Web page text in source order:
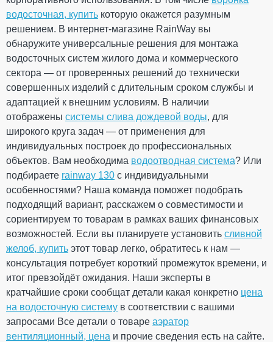
ПРОДОЛЖИТЬ ПОКУПКИ
Дополнительные характеристики
Температура
использования
от - 40°С / до +
60°С
Температура для
монтажа
от + 5°С
излучению
Устойчивый
Гарантия
10 лет
Европейский
стандарт
EN 607:2004
соответствия
Сертифицирован
Рейтинг
Угол желоба наружный 135°
(RAINWAY 130) кирпичный
На складе
935.95
грн
-15% Скидка 140.39
грн
795.56 грн
водосточная, купить которую окажется разумным
решением. В интернет-магазине RainWay вы
обнаружите универсальные решения для монтажа
водосточных систем жилого дома и коммерческого
сектора — от проверенных решений до технически
совершенных изделий с длительным сроком службы и
адаптацией к внешним условиям. В наличии
отображены системы слива дождевой воды, для
широкого круга задач — от применения для
индивидуальных построек до профессиональных
объектов. Вам необходима водоотводная система? Или
подбираете rainway 130 с индивидуальными
особенностями? Наша команда поможет подобрать
подходящий вариант, расскажем о совместимости и
сориентируем то товарам в рамках ваших финансовых
возможностей. Если вы планируете установить сливной
желоб, купить этот товар легко, обратитесь к нам —
консультация потребует короткий промежуток времени, и
итог превзойдёт ожидания. Наши эксперты в
кратчайшие сроки сообщат детали какая конкретно цена
на водосточную систему в соответствии с вашими
запросами Все детали о товаре аэратор
вентиляционный, цена и прочие сведения есть на сайте.